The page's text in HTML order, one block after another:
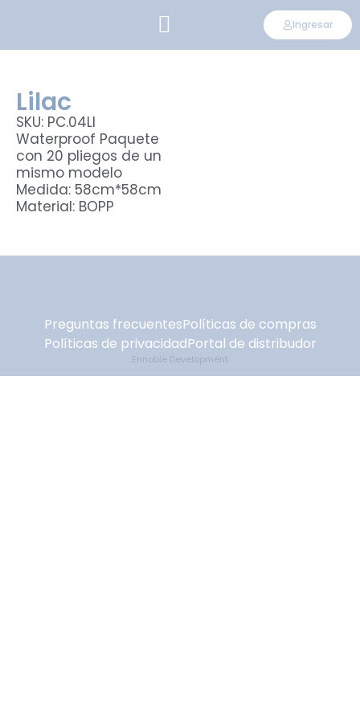
Ingresar
Lilac
SKU: PC.04LI
Waterproof Paquete
con 20 pliegos de un
mismo modelo
Medida: 58cm*58cm
Material: BOPP
Preguntas frecuentesPolíticas de compras
Políticas de privacidadPortal de distribudor
Ennoble Development